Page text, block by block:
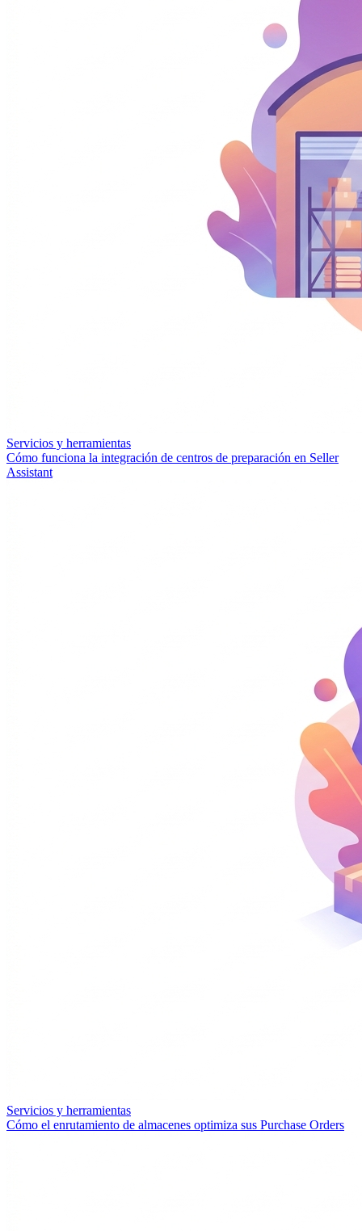
Servicios y herramientas
Cómo funciona la integración de centros de preparación en Seller
Assistant
Servicios y herramientas
Cómo el enrutamiento de almacenes optimiza sus Purchase Orders